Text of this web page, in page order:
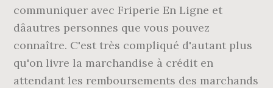
communiquer avec Friperie En Ligne et
dâautres personnes que vous pouvez
connaître. C'est très compliqué d'autant plus
qu'on livre la marchandise à crédit en
attendant les remboursements des marchands